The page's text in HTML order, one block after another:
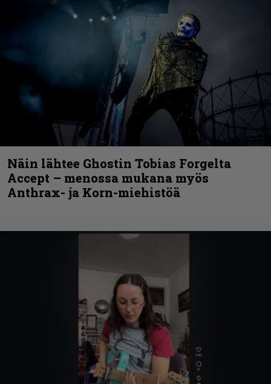
Näin lähtee Ghostin Tobias Forgelta
Accept – menossa mukana myös
Anthrax- ja Korn-miehistöä